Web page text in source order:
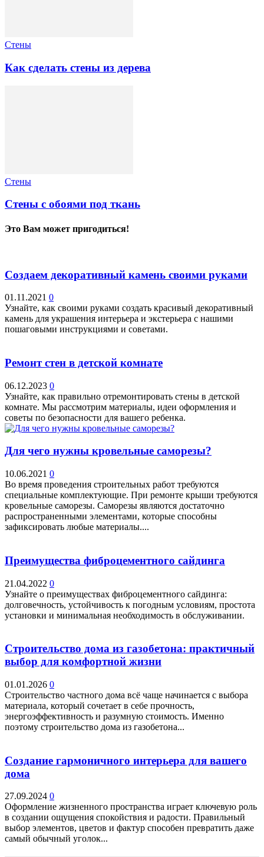
Стены
Как сделать стены из дерева
Стены
Стены с обоями под ткань
Это Вам может пригодиться!
Создаем декоративный камень своими руками
01.11.2021 0
Узнайте, как своими руками создать красивый декоративный
камень для украшения интерьера и экстерьера с нашими
пошаговыми инструкциями и советами.
Ремонт стен в детской комнате
06.12.2023 0
Узнайте, как правильно отремонтировать стены в детской
комнате. Мы рассмотрим материалы, идеи оформления и
советы по безопасности для вашего ребенка.
Для чего нужны кровельные саморезы?
10.06.2021 0
Во время проведения строительных работ требуются
специальные комплектующие. При ремонте крыши требуются
кровельные саморезы. Саморезы являются достаточно
распространенными элементами, которые способны
зафиксировать любые материалы....
Преимущества фиброцементного сайдинга
21.04.2022 0
Узнайте о преимуществах фиброцементного сайдинга:
долговечность, устойчивость к погодным условиям, простота
установки и минимальная необходимость в обслуживании.
Строительство дома из газобетона: практичный
выбор для комфортной жизни
01.01.2026 0
Строительство частного дома всё чаще начинается с выбора
материала, который сочетает в себе прочность,
энергоэффективность и разумную стоимость. Именно
поэтому строительство дома из газобетона...
Создание гармоничного интерьера для вашего
дома
27.09.2024 0
Оформление жизненного пространства играет ключевую роль
в создании ощущения спокойствия и радости. Правильный
выбор элементов, цветов и фактур способен превратить даже
самый обычный уголок...